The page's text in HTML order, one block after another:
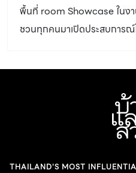
ตั้งแต่การเลือกใช้พรรณไม้ที่มี
ได้บริเวณชายหาดหรือทะเลท
พื้นที่ room Showcase ในง
ชวนทุกคนมาเปิดประสบการ
ไว้ในบูธรูม ทั้งคาเฟ่ดังอย่าง
ลย่านเยาวราช และCHATA
ศาลาไม้ไผ่กลางทุ่งนาเขียวช
ดริปกลิ่นกรุ่น เครื่องดื่มสุดรีเฟ
THAILAND'S MOST